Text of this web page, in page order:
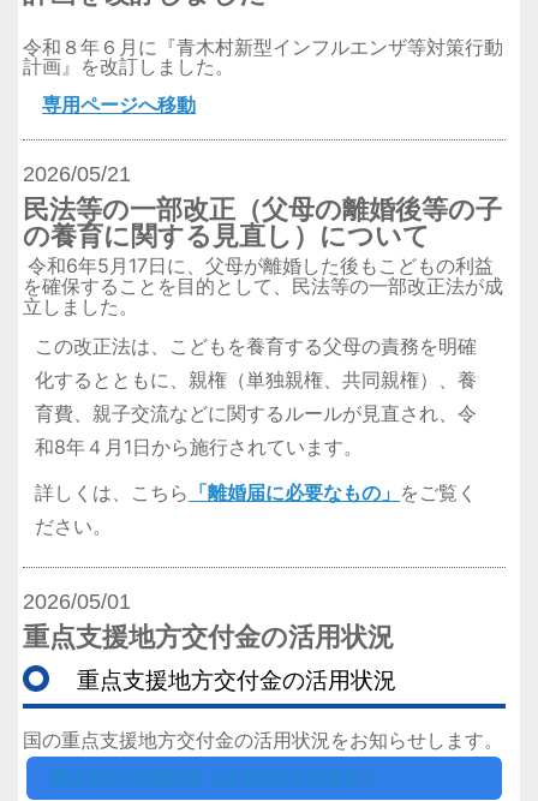
令和８年６月に『青木村新型インフルエンザ等対策行動
計画』を改訂しました。
専用ページへ移動
2026/05/21
民法等の一部改正（父母の離婚後等の子
の養育に関する見直し）について
令和6年5月17日に、父母が離婚した後もこどもの利益
を確保することを目的として、民法等の一部改正法が成
立しました。
この改正法は、こどもを養育する父母の責務を明確
化するとともに、親権（単独親権、共同親権）、養
育費、親子交流などに関するルールが見直され、令
和8年４月1日から施行されています。
詳しくは、こちら 「離婚届に必要なもの」 をご覧く
ださい。
2026/05/01
重点支援地方交付金の活用状況
重点支援地方交付金の活用状況
国の重点支援地方交付金の活用状況をお知らせします。
青木村の活用状況（令和8年6月現在）